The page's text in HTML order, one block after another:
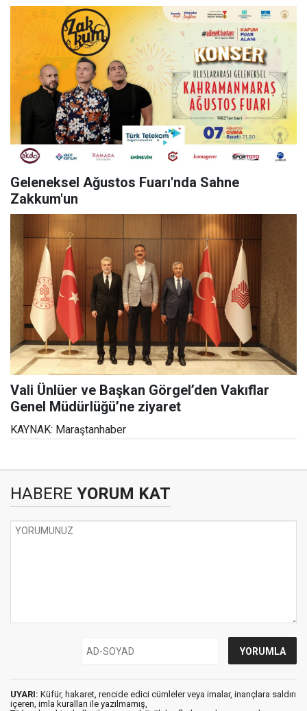
Geleneksel Ağustos Fuarı'nda Sahne
Zakkum'un
Vali Ünlüer ve Başkan Görgel’den Vakıflar
Genel Müdürlüğü’ne ziyaret
KAYNAK: Maraştanhaber
HABERE YORUM KAT
UYARI: Küfür, hakaret, rencide edici cümleler veya imalar, inançlara saldırı
içeren, imla kuralları ile yazılmamış,